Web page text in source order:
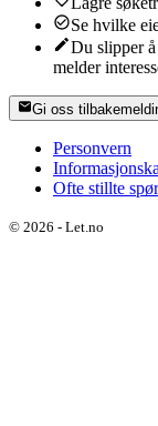
Se hvilke
Du slipper
melder
Gi oss
Personvern
Ofte stillte
© 2026 - Let.no